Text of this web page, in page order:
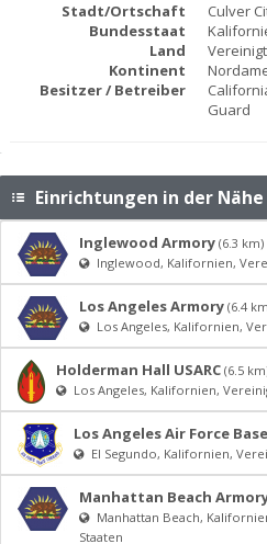
Stadt/Ortschaft
Culver
Bundesstaat
Land
Kontinent
Besitzer / Betreiber
Guard
Einrichtungen in der Nähe
Inglewood Armory (6.3 km)
Inglewood, Kalifornien,
Los Angeles Armory (6.4
Los Angeles, Kalifornien,
Holderman Hall USARC (6.5
Los Angeles, Kalifornien,
Los Angeles Air Force Base
El Segundo, Kalifornien,
Manhattan Beach
Manhattan Beach,
Staaten